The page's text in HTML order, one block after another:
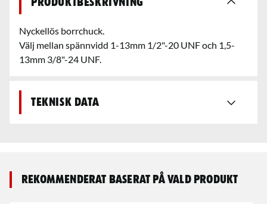
Produktbeskrivning
Nyckellös borrchuck.
Välj mellan spännvidd 1-13mm 1/2"-20 UNF och 1,5-
13mm 3/8"-24 UNF.
Teknisk data
Rekommenderat baserat på vald produkt